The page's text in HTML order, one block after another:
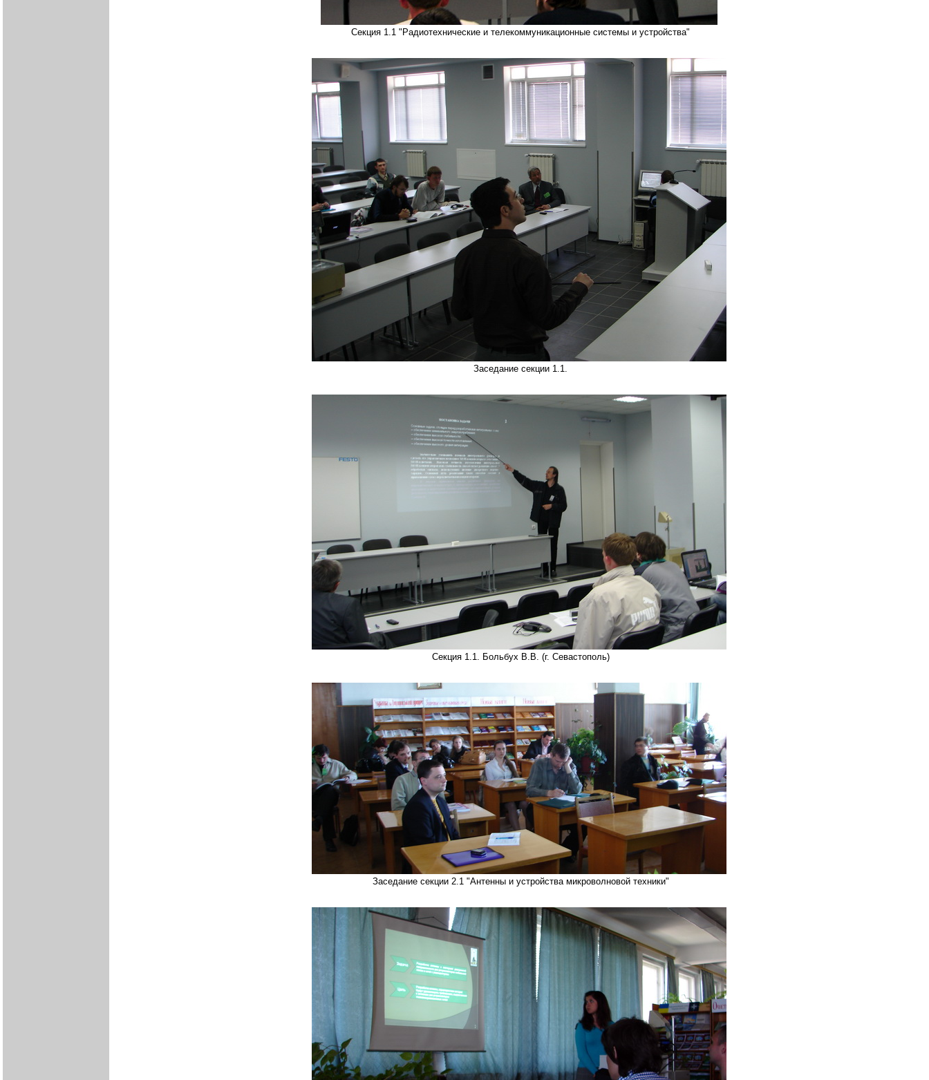
Секция 1.1 "Радиотехнические и телекоммуникационные системы и устройства"
Заседание секции 1.1.
Секция 1.1. Больбух В.В. (г. Севастополь)
Заседание секции 2.1 "Антенны и устройства микроволновой техники"